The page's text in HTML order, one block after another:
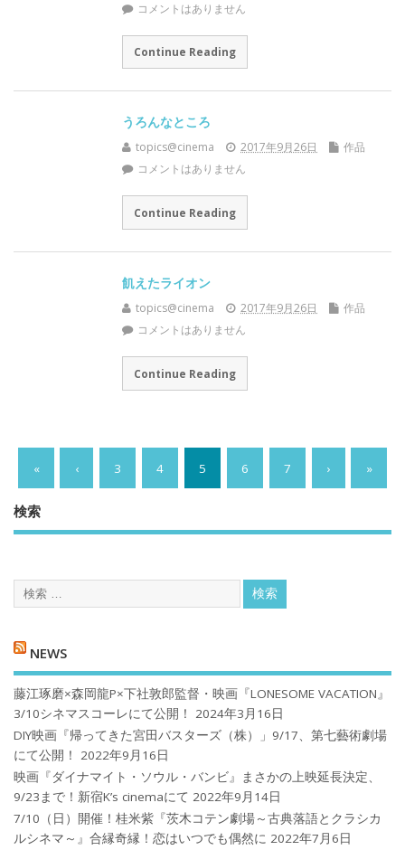
コメントはありません
Continue Reading
うろんなところ
topics@cinema 2017年9月26日
作品
コメントはありません
Continue Reading
飢えたライオン
topics@cinema 2017年9月26日
作品
コメントはありません
Continue Reading
« ‹ 3 4 5 6 7 › »
検索
NEWS
藤江琢磨×森岡龍P×下社敦郎監督・映画『LONESOME VACATION』
3/10シネマスコーレにて公開！
2024年3月16日
DIY映画『帰ってきた宮田バスターズ（株）」9/17、第七藝術劇場
にて公開！
2022年9月16日
映画『ダイナマイト・ソウル・バンビ』まさかの上映延長決定、
9/23まで！新宿K’s cinemaにて 2022年9月14日
7/10（日）開催！桂米紫『茨木コテン劇場～古典落語とクラシカ
ルシネマ～』合縁奇縁！恋はいつでも偶然に 2022年7月6日